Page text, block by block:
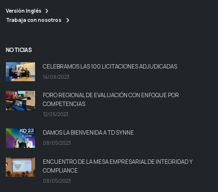
Versión Inglés
Trabaja con nosotros
NOTICIAS
CELEBRAMOS LAS 100 LICITACIONES ADJUDICADAS
14/08/2023
FORO REGIONAL DE EVALUACIÓN CON ENFOQUE POR
COMPETENCIAS
12/05/2023
DAMOS LA BIENVENIDA A TD SYNNE
08/05/2023
ENCUENTRO DE LA MESA EMPRESARIAL DE INTEGRIDAD Y
COMPLIANCE
08/05/2023